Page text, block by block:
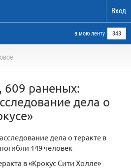
Вход
в мою ленту 343
609 раненых:
дела о
дела о теракте в
149 человек
в «Крокус Сити Холле»